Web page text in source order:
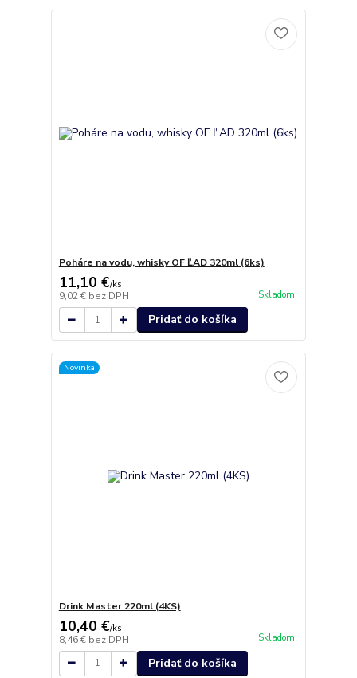
Poháre na vodu, whisky OF ĽAD 320ml (6ks)
11,10 €/ks
9,02 € bez DPH Skladom
Pridať do košíka
Novinka
Drink Master 220ml (4KS)
10,40 €/ks
8,46 € bez DPH Skladom
Pridať do košíka